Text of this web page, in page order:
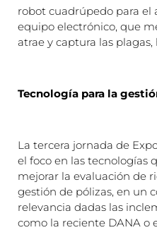
robot cuadrúpedo para el
equipo electrónico, que
atrae y captura las
Tecnología para la
La tercera jornada de
el foco en las tecnologías
mejorar la evaluación de
gestión de pólizas, en un
relevancia dadas las
como la reciente DANA o